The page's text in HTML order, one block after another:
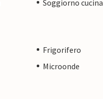
Soggiorno cucina
Frigorifero
Microonde